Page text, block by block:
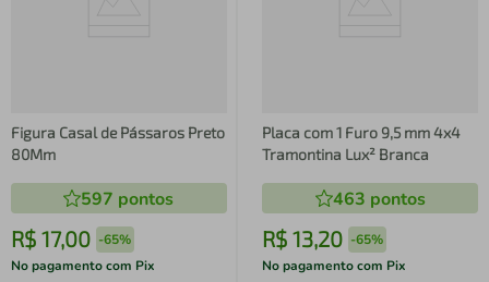
Figura Casal de Pássaros Preto
80Mm
597 pontos
R$ 17,00 -65%
No pagamento com Pix
Placa com 1 Furo 9,5 mm 4x4
Tramontina Lux² Branca
463 pontos
R$ 13,20 -65%
No pagamento com Pix